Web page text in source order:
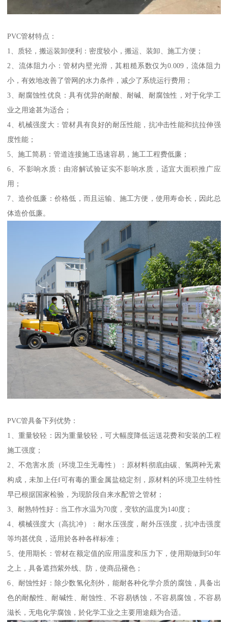
PVC管材特点：
1、质轻，搬运装卸便利：密度较小，搬运、装卸、施工方便；
2、流体阻力小：管材内壁光滑，其粗糙系数仅为0.009，流体阻力
小，有效地改善了管网的水力条件，减少了系统运行费用；
3、耐腐蚀性优良：具有优异的耐酸、耐碱、耐腐蚀性，对于化学工
业之用途甚为适合；
4、机械强度大：管材具有良好的耐压性能，抗冲击性能和抗拉伸强
度性能；
5、施工简易：管道连接施工迅速容易，施工工程费低廉；
6、不影响水质：由溶解试验证实不影响水质，适宜大面积推广应
用；
7、造价低廉：价格低，而且运输、施工方便，使用寿命长，因此总
体造价低廉。
PVC管具备下列优势：
1、重量较轻：因为重量较轻，可大幅度降低运送花费和安装的工程
施工强度；
2、不危害水质（环境卫生无毒性）：原材料彻底由碳、氢两种无素
构成，未加上任f可有毒的重金属盐稳定剂，原材料的环境卫生特性
早已根据国家检验，为现阶段自来水配管之管材；
3、耐熟特性好：当工作水温为70度，变软的温度为140度；
4、横械强度大（高抗冲）：耐水压强度，耐外压强度，抗冲击强度
等均甚优良，适用於各种各样标准；
5、使用期长：管材在额定值的应用温度和压力下，使用期做到50年
之上，具备遮挡紫外线、防，使商品褪色；
6、耐蚀性好：除少数氢化剂外，能耐各种化学介质的腐蚀，具备出
色的耐酸性、耐碱性、耐蚀性、不容易锈蚀，不容易腐蚀，不容易
滋长，无电化学腐蚀，於化学工业之主要用途颇为合适。